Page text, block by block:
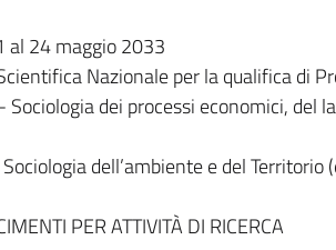
al 24 maggio 2033
Nazionale per la qualifica di
Sociologia dei processi economici, del
dell’ambiente e del Territorio
PER ATTIVITÀ DI RICERCA